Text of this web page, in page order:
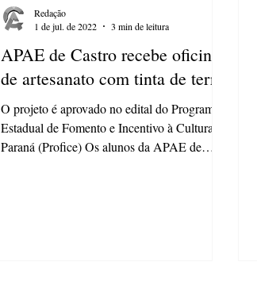
APAE de Castro recebe oficina
de artesanato com tinta de terra
O projeto é aprovado no edital do Programa
Estadual de Fomento e Incentivo à Cultura do
Paraná (Profice) Os alunos da APAE de
Redação
1 de jul. de 2022
3 min de leitura